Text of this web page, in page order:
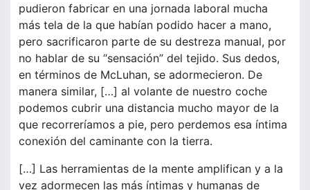
pudieron fabricar en una jornada laboral mucha
más tela de la que habían podido hacer a mano,
pero sacrificaron parte de su destreza manual, por
no hablar de su “sensación” del tejido. Sus dedos,
en términos de McLuhan, se adormecieron. De
manera similar, […] al volante de nuestro coche
podemos cubrir una distancia mucho mayor de la
que recorreríamos a pie, pero perdemos esa íntima
conexión del caminante con la tierra.
[…] Las herramientas de la mente amplifican y a la
vez adormecen las más íntimas y humanas de